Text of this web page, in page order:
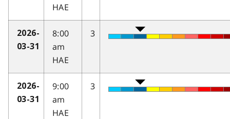
HAE
2026-
03-31
8:00
am
HAE
3
2026-
03-31
9:00
am
HAE
3